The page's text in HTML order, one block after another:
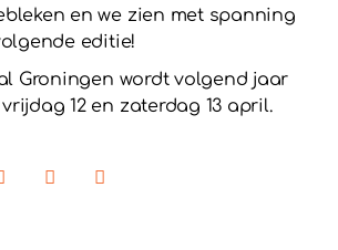
en we zien met spanning
editie!
Groningen wordt volgend jaar
12 en zaterdag 13 april.